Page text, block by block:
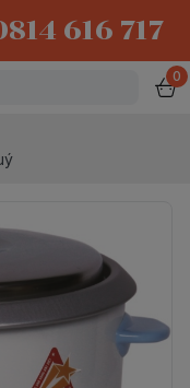
616 717
0